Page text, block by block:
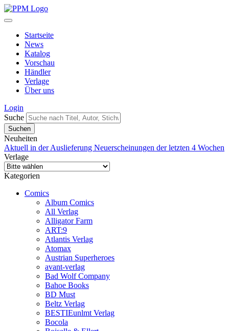
Startseite
News
Katalog
Vorschau
Händler
Verlage
Über uns
Login
Suche
Neuheiten
Aktuell in der Auslieferung Neuerscheinungen der letzten 4 Wochen
Verlage
Kategorien
Comics
Album Comics
All Verlag
Alligator Farm
ART:9
Atlantis Verlag
Atomax
Austrian Superheroes
avant-verlag
Bad Wolf Company
Bahoe Books
BD Must
Beltz Verlag
BESTIEunlmt Verlag
Bocola